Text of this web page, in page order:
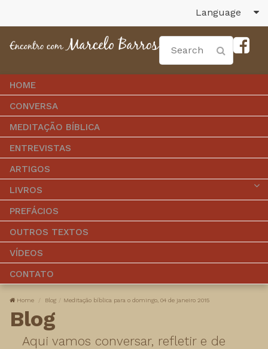
Language
HOME
CONVERSA
MEDITAÇÃO BÍBLICA
ENTREVISTAS
ARTIGOS
LIVROS
PREFÁCIOS
OUTROS TEXTOS
VÍDEOS
CONTATO
Home Blog Meditação bíblica para o domingo, 04 de janeiro 2015
Blog
Aqui vamos conversar, refletir e de